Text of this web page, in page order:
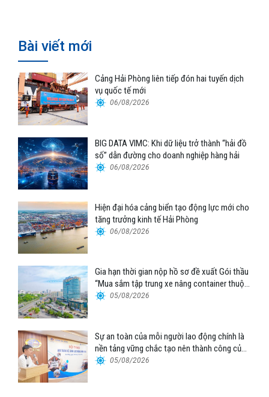
Bài viết mới
Cảng Hải Phòng liên tiếp đón hai tuyến dịch
vụ quốc tế mới
06/08/2026
BIG DATA VIMC: Khi dữ liệu trở thành “hải đồ
số” dẫn đường cho doanh nghiệp hàng hải
06/08/2026
Hiện đại hóa cảng biển tạo động lực mới cho
tăng trưởng kinh tế Hải Phòng
06/08/2026
Gia hạn thời gian nộp hồ sơ đề xuất Gói thầu
“Mua sắm tập trung xe nâng container thuộc
Tổng công ty Hàng hải Việt Nam – CTCP”
05/08/2026
Sự an toàn của mỗi người lao động chính là
nền tảng vững chắc tạo nên thành công của
Cảng Đà Nẵng
05/08/2026